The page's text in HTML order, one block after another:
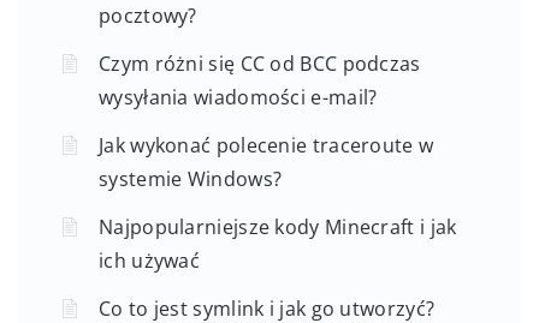
pocztowy?
Czym różni się CC od BCC podczas
wysyłania wiadomości e-mail?
Jak wykonać polecenie traceroute w
systemie Windows?
Najpopularniejsze kody Minecraft i jak
ich używać
Co to jest symlink i jak go utworzyć?